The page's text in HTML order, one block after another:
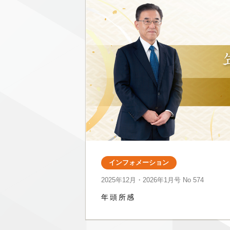
インフォメーション
2025年12月・2026年1月号 No 574
年頭所感